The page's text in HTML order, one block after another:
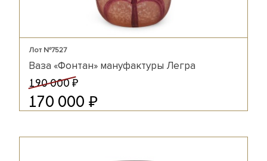
Лот №7527
Ваза «Фонтан» мануфактуры Легра
190 000 ₽
170 000 ₽